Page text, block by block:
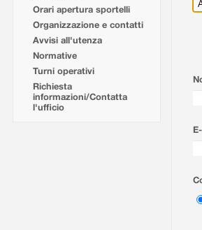
Orari apertura sportelli
Organizzazione e contatti
Avvisi all'utenza
Normative
Turni operativi
Richiesta
informazioni/Contatta
l'ufficio